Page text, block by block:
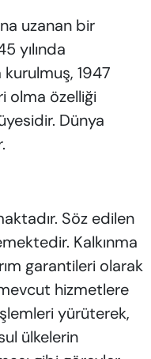
uzanan bir
yılında
kurulmuş, 1947
olma özelliği
Dünya
Söz edilen
Kalkınma
garantileri olarak
hizmetlere
yürüterek,
ülkelerin